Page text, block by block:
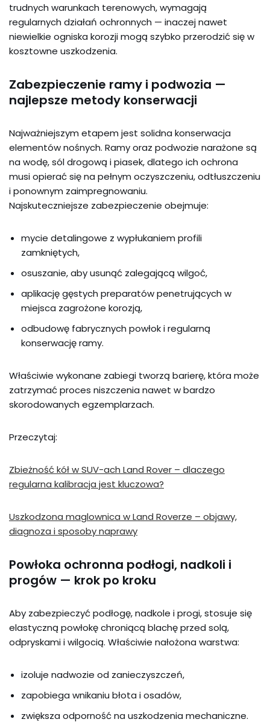
trudnych warunkach terenowych, wymagają
regularnych działań ochronnych — inaczej nawet
niewielkie ogniska korozji mogą szybko przerodzić się w
kosztowne uszkodzenia.
Zabezpieczenie ramy i podwozia —
najlepsze metody konserwacji
Najważniejszym etapem jest solidna konserwacja
elementów nośnych. Ramy oraz podwozie narażone są
na wodę, sól drogową i piasek, dlatego ich ochrona
musi opierać się na pełnym oczyszczeniu, odtłuszczeniu
i ponownym zaimpregnowaniu.
Najskuteczniejsze zabezpieczenie obejmuje:
mycie detalingowe z wypłukaniem profili
zamkniętych,
osuszanie, aby usunąć zalegającą wilgoć,
aplikację gęstych preparatów penetrujących w
miejsca zagrożone korozją,
odbudowę fabrycznych powłok i regularną
konserwację ramy.
Właściwie wykonane zabiegi tworzą barierę, która może
zatrzymać proces niszczenia nawet w bardzo
skorodowanych egzemplarzach.
Przeczytaj:
Zbieżność kół w SUV-ach Land Rover – dlaczego
regularna kalibracja jest kluczowa?
Uszkodzona maglownica w Land Roverze – objawy,
diagnoza i sposoby naprawy
Powłoka ochronna podłogi, nadkoli i
progów — krok po kroku
Aby zabezpieczyć podłogę, nadkole i progi, stosuje się
elastyczną powłokę chroniącą blachę przed solą,
odpryskami i wilgocią. Właściwie nałożona warstwa:
izoluje nadwozie od zanieczyszczeń,
zapobiega wnikaniu błota i osadów,
zwiększa odporność na uszkodzenia mechaniczne.